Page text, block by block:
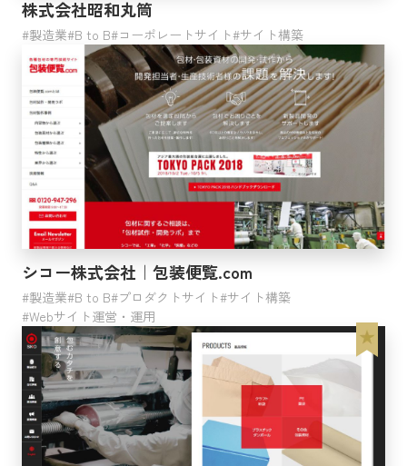
株式会社昭和丸筒
製造業 B to B コーポレートサイト サイト構築
シコー株式会社｜包装便覧.com
製造業 B to B プロダクトサイト サイト構築
Webサイト運営・運用